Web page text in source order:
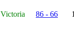
Victoria 86 - 66